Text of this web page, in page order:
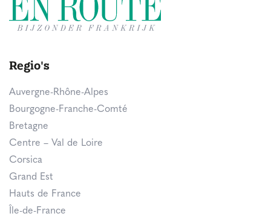
Regio's
Auvergne-Rhône-Alpes
Bourgogne-Franche-Comté
Bretagne
Centre – Val de Loire
Corsica
Grand Est
Hauts de France
Île-de-France